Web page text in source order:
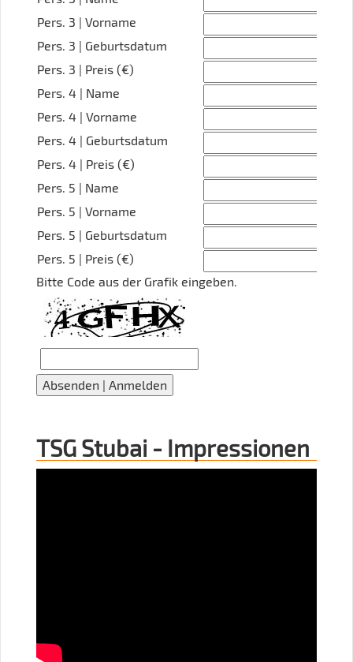
Pers. 3 | Vorname
Pers. 3 | Geburtsdatum
Pers. 3 | Preis (€)
Pers. 4 | Name
Pers. 4 | Vorname
Pers. 4 | Geburtsdatum
Pers. 4 | Preis (€)
Pers. 5 | Name
Pers. 5 | Vorname
Pers. 5 | Geburtsdatum
Pers. 5 | Preis (€)
Bitte Code aus der Grafik eingeben.
TSG Stubai - Impressionen